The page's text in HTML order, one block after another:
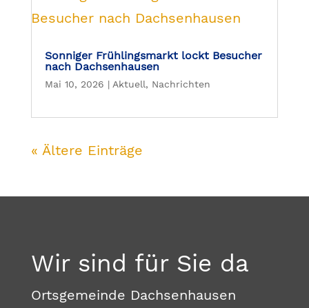
Sonniger Frühlingsmarkt lockt Besucher
nach Dachsenhausen
Mai 10, 2026 | Aktuell, Nachrichten
« Ältere Einträge
Wir sind für Sie da
Ortsgemeinde Dachsenhausen